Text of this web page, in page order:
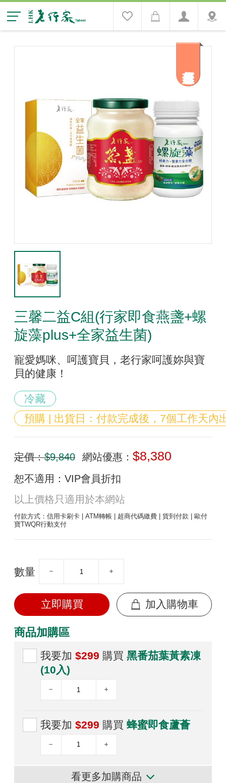
三馨二益C組(行家即食燕盞+螺
旋藻plus+全家益生菌)
寵愛媽咪、呵護寶貝，老行家呵護妳與寶
貝的健康！
冷藏
預購 | 出貨日：付款完成後，7個工作天內
定價：$9,840 網站優惠： $8,380
恕不適用：VIP會員折扣
以上價格只適用於本網站
付款方式：信用卡刷卡 | ATM轉帳 | 超商代碼繳費 | 貨到付款 | 歐付
寶TWQR行動支付
數量
立即購買 加入購物車
商品加購區
我要加 $299 購買 黑番茄葉黃素凍
(10入)
我要加 $299 購買 蜂蜜即食蘆薈
看更多加購商品